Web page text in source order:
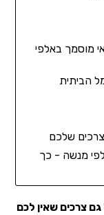
מוסמך באלפי
הביתית
שלכם
מנשה - כך
גם צרכים שאין לכם